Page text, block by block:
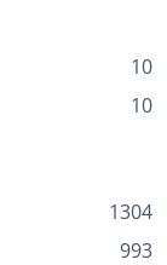
10
10
1304
993